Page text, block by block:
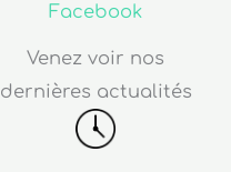
Facebook
Venez voir nos
dernières actualités